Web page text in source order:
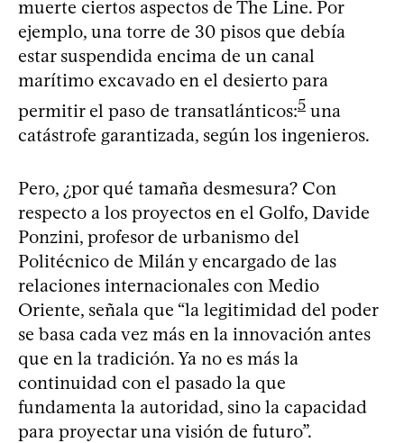
muerte ciertos aspectos de The Line. Por
ejemplo, una torre de 30 pisos que debía
estar suspendida encima de un canal
marítimo excavado en el desierto para
permitir el paso de transatlánticos:5 una
catástrofe garantizada, según los ingenieros.
Pero, ¿por qué tamaña desmesura? Con
respecto a los proyectos en el Golfo, Davide
Ponzini, profesor de urbanismo del
Politécnico de Milán y encargado de las
relaciones internacionales con Medio
Oriente, señala que “la legitimidad del poder
se basa cada vez más en la innovación antes
que en la tradición. Ya no es más la
continuidad con el pasado la que
fundamenta la autoridad, sino la capacidad
para proyectar una visión de futuro”.